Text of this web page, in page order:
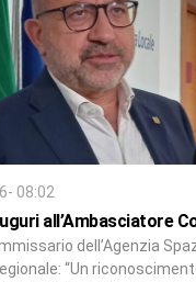
08:02
all’Ambasciatore
dell’Agenzia
“Un